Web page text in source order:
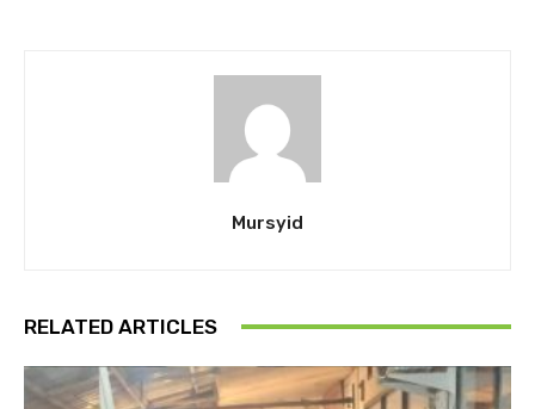
Mursyid
RELATED ARTICLES